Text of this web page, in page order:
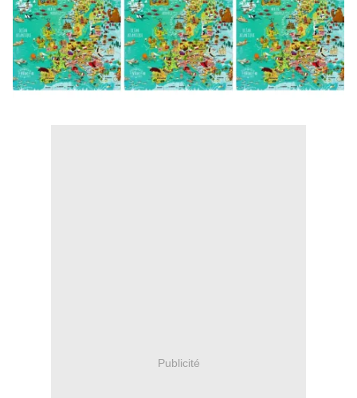
Publicité